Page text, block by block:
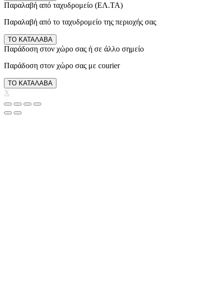
Παραλαβή από ταχυδρομείο (ΕΛ.ΤΑ)
Παραλαβή από το ταχυδρομείο της περιοχής σας
ΤΟ ΚΑΤΑΛΑΒΑ
Παράδοση στον χώρο σας ή σε άλλο σημείο
Παράδοση στον χώρο σας με courier
ΤΟ ΚΑΤΑΛΑΒΑ
X